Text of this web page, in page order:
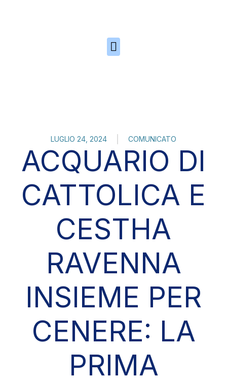
LUGLIO 24, 2024 COMUNICATO
ACQUARIO DI
CATTOLICA E
CESTHA
RAVENNA
INSIEME PER
CENERE: LA
PRIMA